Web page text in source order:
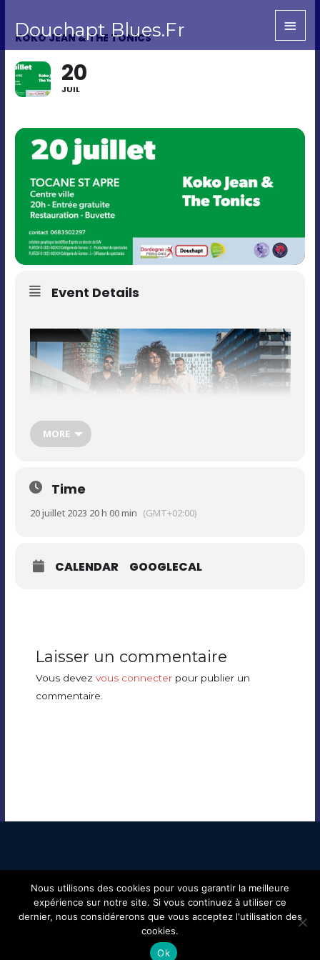
contenu
Douchapt Blues.Fr
KOKO JEAN & THE TONICS
20
JUIL
Event Details
Une section rythmique enflammée et un orgue Hammond
MORE
Time
20 juillet 2023 20 h 00 min (GMT+02:00)
CALENDAR GOOGLECAL
Laisser un commentaire
Vous devezvous connecter pour publier un
commentaire.
Copyright © 2019 Douchapt Blues
mentions légales – contact web
Nous utilisons des cookies pour vous garantir la meilleure
expérience sur notre site. Si vous continuez à utiliser ce
dernier, nous considérerons que vous acceptez l'utilisation des
cookies.
Ok